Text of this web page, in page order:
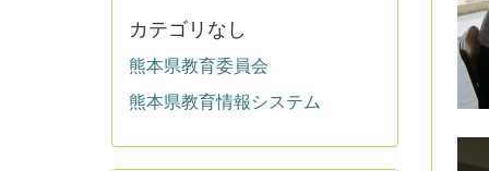
カテゴリなし
熊本県教育委員会
熊本県教育情報システム